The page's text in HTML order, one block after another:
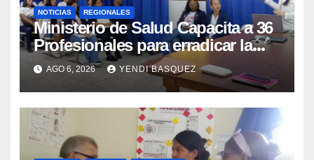
NOTICIAS REGIONALES
Ministerio de Salud Capacita a 36
Profesionales para erradicar la
Tuberculosis en Yaracuy
AGO 6, 2026 YENDI BASQUEZ